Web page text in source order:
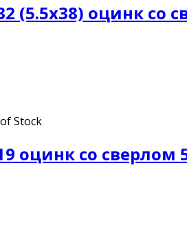
(5.5х38) оцинк со
Stock
оцинк со сверлом